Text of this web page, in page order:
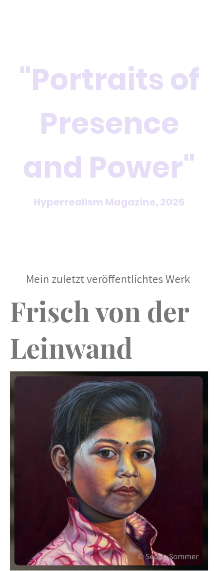
"Portraits of
Presence
and Power"
Hyperrealism Magazine, 2025
Mein zuletzt veröffentlichtes Werk
Frisch von der
Leinwand